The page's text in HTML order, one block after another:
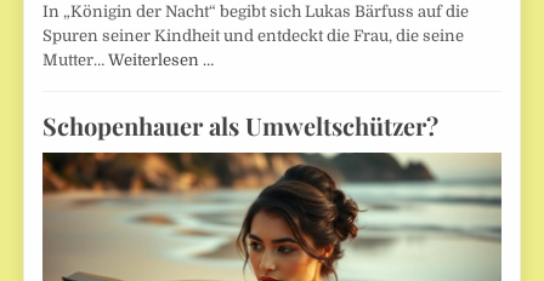
In „Königin der Nacht“ begibt sich Lukas Bärfuss auf die
Spuren seiner Kindheit und entdeckt die Frau, die seine
Mutter…Weiterlesen …
Schopenhauer als Umweltschützer?